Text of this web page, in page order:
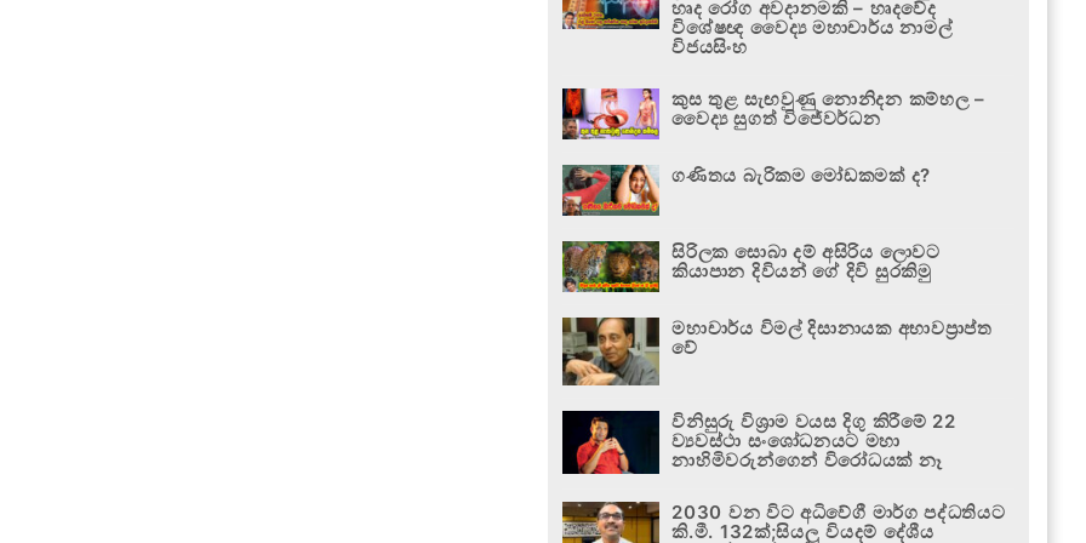
හෘද රෝග අවදානමකි – හෘදවේද
විශේෂඥ වෛද්‍ය මහාචාර්ය නාමල්
විජයසිංහ
කුස තුළ සැඟවුණු නොනිදන කම්හල –
වෛද්‍ය සුගත් විජේවර්ධන
ගණිතය බැරිකම මෝඩකමක් ද?
සිරිලක සොබා දම් අසිරිය ලොවට
කියාපාන දිවියන් ගේ දිවි සුරකිමු
මහාචාර්ය විමල් දිසානායක අභාවප්‍රාප්ත
වේ
විනිසුරු විශ්‍රාම වයස දිගු කිරීමේ 22
ව්‍යවස්ථා සංශෝධනයට මහා
නාහිමිවරුන්ගෙන් විරෝධයක් නෑ
2030 වන විට අධිවේගී මාර්ග පද්ධතියට
කි.මී. 132ක්;සියලු වියදම් දේශීය